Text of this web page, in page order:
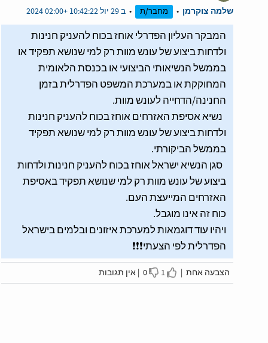
שלמה צוקרמן • מחבר/ת • ב 29 יול 10:42:22 +02:00 2024
המבקר העליון הפדרלי אוחז בכוח להעניק חנינות
ולדחות ביצוע של עונש מוות רק למי שנושא תפקיד או
בממשל הנשיאותי הביצועי או בכנסת הלאומית
המחוקקת או במערכת המשפט הפדרלית בזמן
החנינה/הדחייה לעונש מוות.
נשיא אסיפת האזרחים אוחז בכוח להעניק חנינות
ולדחות ביצוע של עונש מוות רק למי שנושא תפקיד
בממשל הביקורתי.
סגן הנשיא ישראל אוחז בכוח להעניק חנינות ולדחות
ביצוע של עונש מוות רק למי שנושא תפקיד באסיפת
האזרחים המייעצת העם.
כוח זה אינו מוגבל.
ויהיו עוד דוגמאות למערכת איזונים ובלמים בישראל
הפדרלית לפי הצעתי❗️❗️❗️
הצבעה אחת |
I agree
אין תגובות